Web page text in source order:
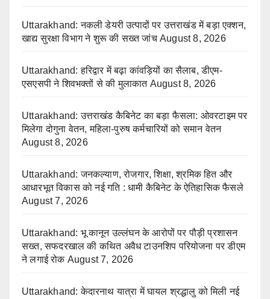
Uttarakhand: नकली डेयरी उत्पादों पर उत्तराखंड में बड़ा एक्शन,
खाद्य सुरक्षा विभाग ने शुरू की सख्त जांच August 8, 2026
Uttarakhand: हरिद्वार में बढ़ा कांवड़ियों का सैलाब, डीएम-
एसएसपी ने शिवभक्तों से की मुलाकात August 8, 2026
Uttarakhand: उत्तराखंड कैबिनेट का बड़ा फैसला: ओवरटाइम पर
मिलेगा दोगुना वेतन, महिला-पुरुष कर्मचारियों को समान वेतन
August 8, 2026
Uttarakhand: जनकल्याण, रोजगार, शिक्षा, श्रमिक हित और
आधारभूत विकास को नई गति : धामी कैबिनेट के ऐतिहासिक फैसले
August 7, 2026
Uttarakhand: भू कानून उल्लंघन के आरोपों पर पौड़ी प्रशासन
सख्त, सफदरखाल की कथित अवैध टाउनशिप परियोजना पर डीएम
ने लगाई रोक August 7, 2026
Uttarakhand: केदारनाथ यात्रा में घायल श्रद्धालु को मिली नई